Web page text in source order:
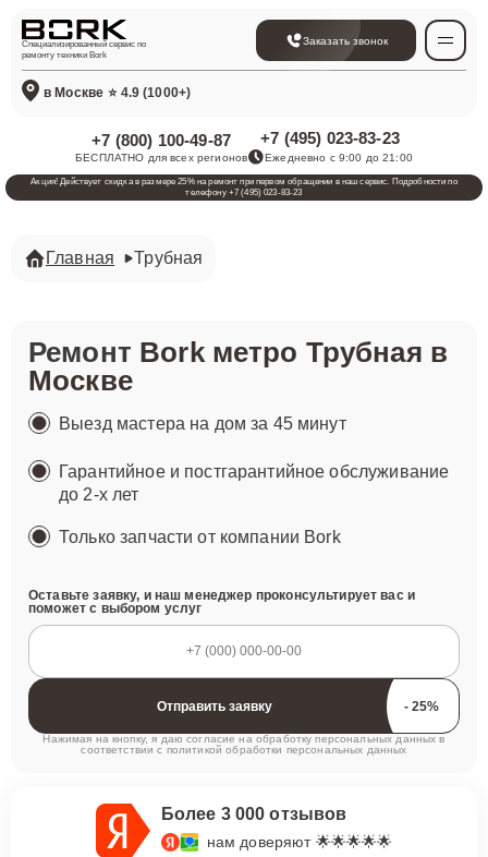
Специализированный сервис по
ремонту техники Bork
Заказать звонок
в Москве ⭐ 4.9 (1000+)
+7 (800) 100-49-87
БЕСПЛАТНО для всех регионов
+7 (495) 023-83-23
Ежедневно с 9:00 до 21:00
Акция! Действует скидка в размере 25% на ремонт при первом обращении в наш сервис. Подробности по
телефону +7 (495) 023-83-23
Главная Трубная
Ремонт Bork метро Трубная в
Москве
Выезд мастера на дом за 45 минут
Гарантийное и постгарантийное обслуживание
до 2-х лет
Только запчасти от компании Bork
Оставьте заявку, и наш менеджер проконсультирует вас и
поможет с выбором услуг
Отправить заявку
Нажимая на кнопку, я даю согласие на обработку персональных данных в
соответствии с политикой обработки персональных данных
Более 3 000 отзывов
нам доверяют 🌟🌟🌟🌟🌟